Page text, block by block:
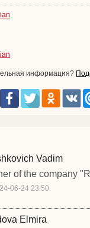
информация?
Vadim
of the company
06-24 23:50
Elmira